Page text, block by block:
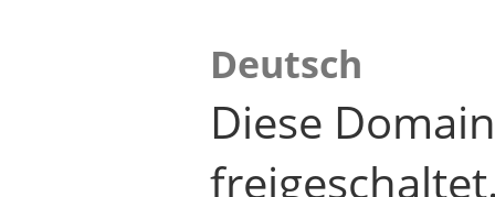
Deutsch
Diese